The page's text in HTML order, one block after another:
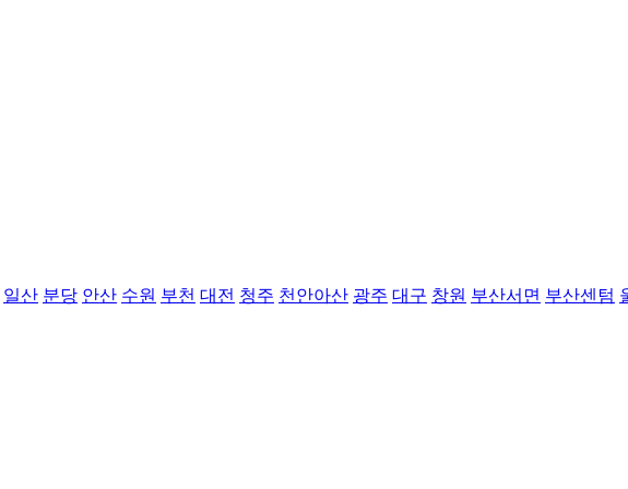
일산 분당 안산 수원 부천 대전 청주 천안아산 광주 대구 창원 부산서면 부산센텀